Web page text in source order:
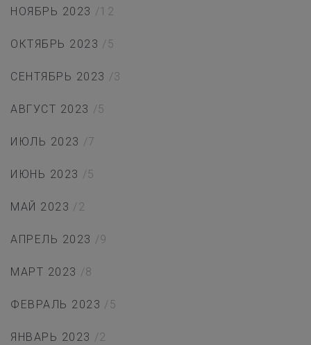
НОЯБРЬ 2023 /12
ОКТЯБРЬ 2023 /5
СЕНТЯБРЬ 2023 /3
АВГУСТ 2023 /5
ИЮЛЬ 2023 /7
ИЮНЬ 2023 /5
МАЙ 2023 /2
АПРЕЛЬ 2023 /9
МАРТ 2023 /8
ФЕВРАЛЬ 2023 /5
ЯНВАРЬ 2023 /2